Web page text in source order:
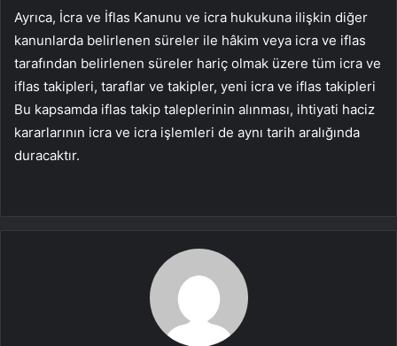
Ayrıca, İcra ve İflas Kanunu ve icra hukukuna ilişkin diğer
kanunlarda belirlenen süreler ile hâkim veya icra ve iflas
tarafından belirlenen süreler hariç olmak üzere tüm icra ve
iflas takipleri, taraflar ve takipler, yeni icra ve iflas takipleri
Bu kapsamda iflas takip taleplerinin alınması, ihtiyati haciz
kararlarının icra ve icra işlemleri de aynı tarih aralığında
duracaktır.